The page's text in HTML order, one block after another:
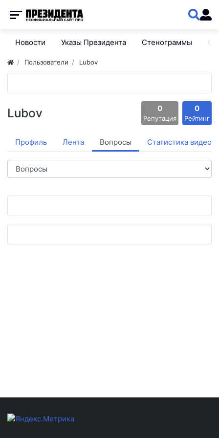
Новости Указы Президента Стенограммы
Пользователи Lubov
Lubov 0
Репутация
0
Рейтинг
Профиль Лента Вопросы Статистика видео